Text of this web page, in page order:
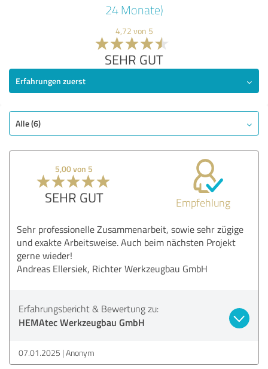
24 Monate)
4,72 von 5
SEHR GUT
Erfahrungen zuerst
Alle (6)
5,00 von 5
SEHR GUT Empfehlung
Sehr professionelle Zusammenarbeit, sowie sehr zügige
und exakte Arbeitsweise. Auch beim nächsten Projekt
gerne wieder!
Andreas Ellersiek, Richter Werkzeugbau GmbH
Erfahrungsbericht & Bewertung zu:
HEMAtec Werkzeugbau GmbH
07.01.2025 Anonym